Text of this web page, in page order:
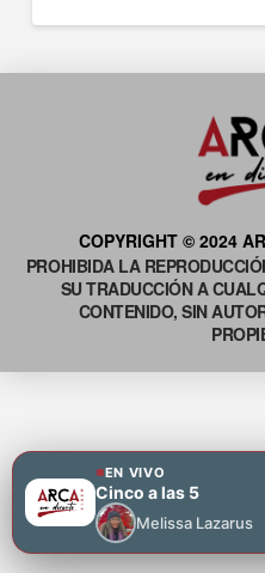
COPYRIGHT © 2024
PROHIBIDA LA
SU TRADUCCIÓN A
CONTENIDO, SIN
EN VIVO
Cinco a las 5
Melissa Lazarus